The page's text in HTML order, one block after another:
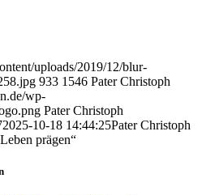
uploads/2019/12/blur-
933 1546 Pater Christoph
wp-
Pater Christoph
2025-10-18 14:44:25Pater Christoph
prägen“